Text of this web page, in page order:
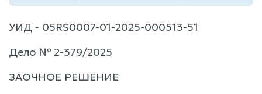
УИД - 05RS0007-01-2025-000513-51
Дело № 2-379/2025
ЗАОЧНОЕ РЕШЕНИЕ